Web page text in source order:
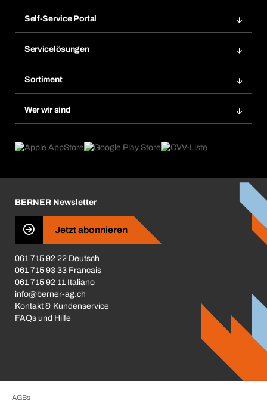
Self-Service Portal
Merklisten
Nachbestellung
Dauerauftrag
Servicelösungen
Gefahrenstoffdatenbank
eProcurement
Produktfinder
Sortiment
Wer wir sind
Was uns antreibt
Business Conduct
BERNER Newsletter
Jetzt abonnieren
061 715 92 22 Deutsch
061 715 93 33 Francais
061 715 92 11 Italiano
info@berner-ag.ch
Kontakt & Kundenservice
FAQs und Hilfe
AGBs